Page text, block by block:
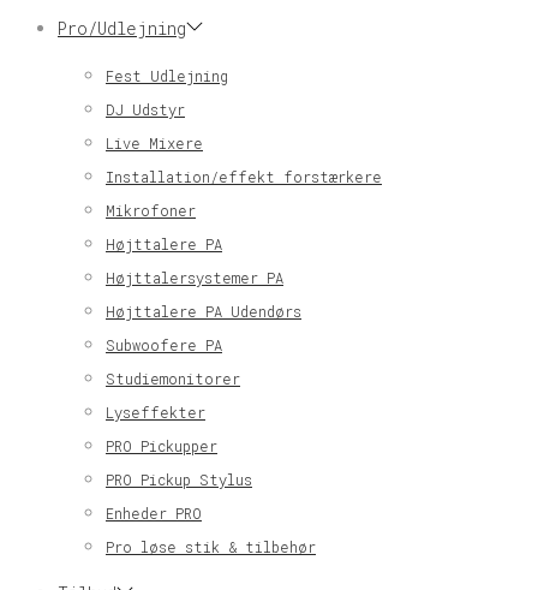
Pro/Udlejning
Fest Udlejning
DJ Udstyr
Live Mixere
Installation/effekt forstærkere
Mikrofoner
Højttalere PA
Højttalersystemer PA
Højttalere PA Udendørs
Subwoofere PA
Studiemonitorer
Lyseffekter
PRO Pickupper
PRO Pickup Stylus
Enheder PRO
Pro løse stik & tilbehør